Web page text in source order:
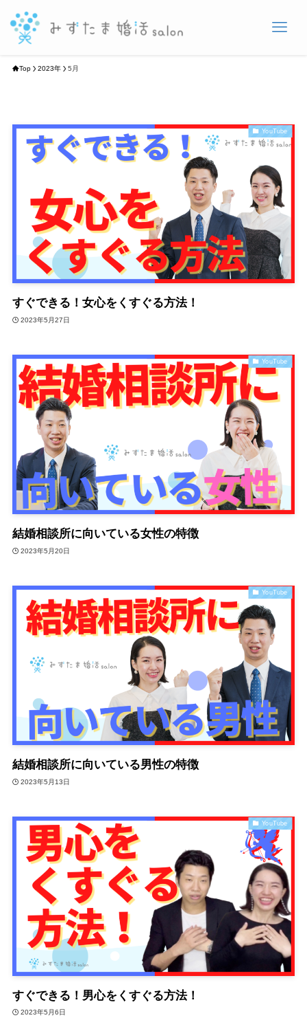
Top 2023年 5月
YouTube
すぐできる！女心をくすぐる方法！
2023年5月27日
YouTube
結婚相談所に向いている女性の特徴
2023年5月20日
YouTube
結婚相談所に向いている男性の特徴
2023年5月13日
YouTube
すぐできる！男心をくすぐる方法！
2023年5月6日